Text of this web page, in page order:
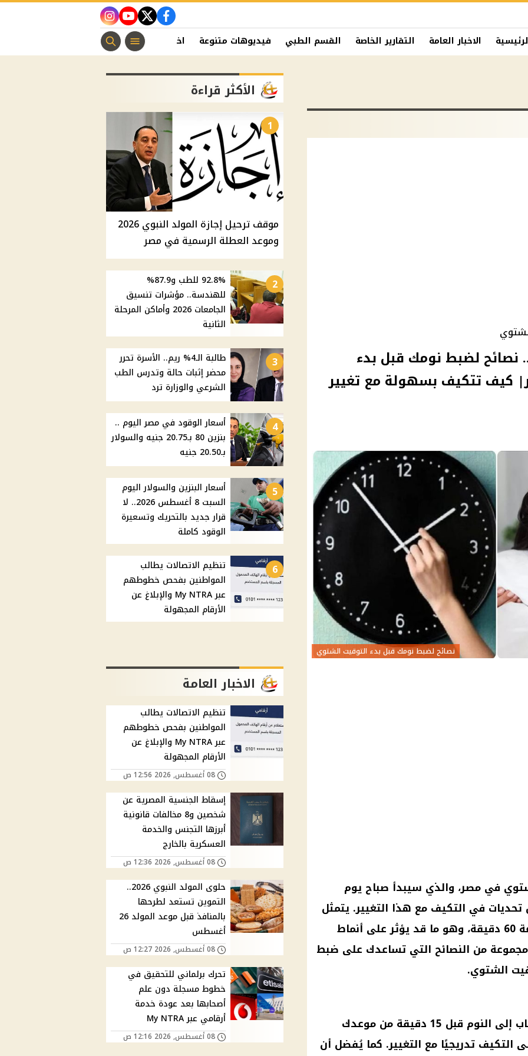
facebook
twitter
youtube
instagram
الاخبار العامة التقارير الخاصة القسم الطبي فيديوهات متنوعة اخبار الفن منوعات مسيحية
لضبط نومك قبل بدء
كيف تتكيف بسهولة مع تغيير
نصائح لضبط نومك قبل بدء التوقيت الشتوي
في مصر، والذي سيبدأ صباح يوم
من النصائح التي تساعدك على ضبط
الشتوي.
إلى النوم
قبل 15 دقيقة من موعدك
تدريجيًا مع التغيير. كما يُفضل أن
الأكثر قراءة
1
موقف ترحيل إجازة المولد النبوي 2026
وموعد العطلة الرسمية في مصر
2
92.8% للطب و87.9%
للهندسة.. مؤشرات تنسيق
الجامعات 2026 وأماكن المرحلة
الثانية
3
طالبة الـ4% ريم.. الأسرة تحرر
محضر إثبات حالة وتدرس الطب
الشرعي والوزارة ترد
4
أسعار الوقود في مصر اليوم ..
بنزين 80 بـ20.75 جنيه والسولار
بـ20.50 جنيه
5
أسعار البنزين والسولار اليوم
السبت 8 أغسطس 2026.. لا
قرار جديد بالتحريك وتسعيرة
الوقود كاملة
6
تنظيم الاتصالات يطالب
المواطنين بفحص خطوطهم
عبر My NTRA والإبلاغ عن
الأرقام المجهولة
الاخبار العامة
تنظيم الاتصالات يطالب
المواطنين بفحص خطوطهم
عبر My NTRA والإبلاغ عن
الأرقام المجهولة
08 أغسطس, 2026 12:56 ص
إسقاط الجنسية المصرية عن
شخصين و8 مخالفات قانونية
أبرزها التجنس والخدمة
العسكرية بالخارج
08 أغسطس, 2026 12:36 ص
حلوى المولد النبوي 2026..
التموين تستعد لطرحها
بالمنافذ قبل موعد المولد 26
أغسطس
08 أغسطس, 2026 12:27 ص
تحرك برلماني للتحقيق في
خطوط مسجلة دون علم
أصحابها بعد عودة خدمة
أرقامي عبر My NTRA
08 أغسطس, 2026 12:16 ص